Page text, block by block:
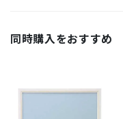
同時購入をおすすめ